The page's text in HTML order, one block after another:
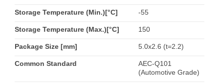
Storage Temperature (Min.)[°C] -55
Storage Temperature (Max.)[°C] 150
Package Size [mm] 5.0x2.6 (t=2.2)
Common Standard
AEC-Q101
(Automotive Grade)